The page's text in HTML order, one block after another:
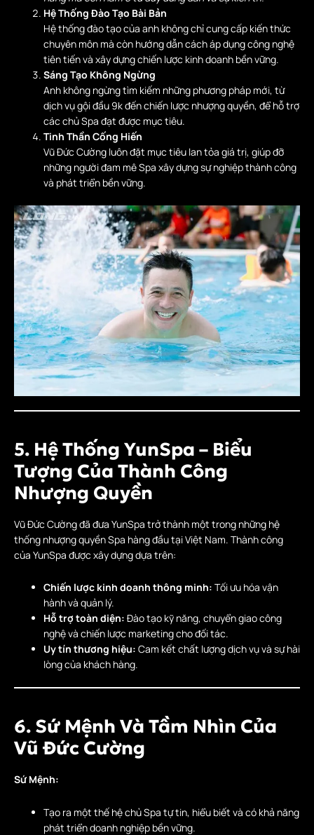
Hệ Thống Đào Tạo Bài Bản
Hệ thống đào tạo của anh không chỉ cung cấp kiến thức
chuyên môn mà còn hướng dẫn cách áp dụng công nghệ
tiên tiến và xây dựng chiến lược kinh doanh bền vững.
Sáng Tạo Không Ngừng
Anh không ngừng tìm kiếm những phương pháp mới, từ
dịch vụ gội đầu 9k đến chiến lược nhượng quyền, để hỗ trợ
các chủ Spa đạt được mục tiêu.
Tinh Thần Cống Hiến
Vũ Đức Cường luôn đặt mục tiêu lan tỏa giá trị, giúp đỡ
những người đam mê Spa xây dựng sự nghiệp thành công
và phát triển bền vững.
5. Hệ Thống YunSpa – Biểu
Tượng Của Thành Công
Nhượng Quyền
Vũ Đức Cường đã đưa YunSpa trở thành một trong những hệ
thống nhượng quyền Spa hàng đầu tại Việt Nam. Thành công
của YunSpa được xây dựng dựa trên:
Chiến lược kinh doanh thông minh: Tối ưu hóa vận
hành và quản lý.
Hỗ trợ toàn diện: Đào tạo kỹ năng, chuyển giao công
nghệ và chiến lược marketing cho đối tác.
Uy tín thương hiệu: Cam kết chất lượng dịch vụ và sự hài
lòng của khách hàng.
6. Sứ Mệnh Và Tầm Nhìn Của
Vũ Đức Cường
Sứ Mệnh:
Tạo ra một thế hệ chủ Spa tự tin, hiểu biết và có khả năng
phát triển doanh nghiệp bền vững.